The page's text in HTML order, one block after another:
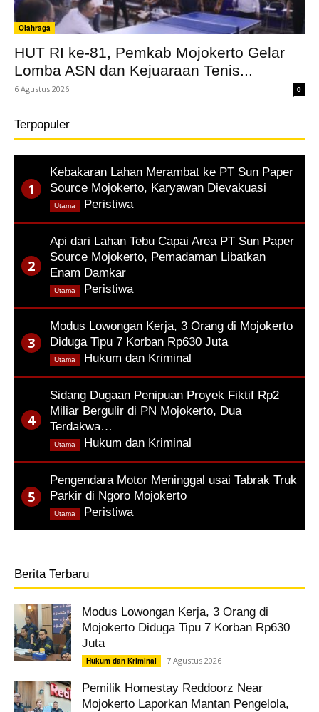
Olahraga
HUT RI ke-81, Pemkab Mojokerto Gelar
Lomba ASN dan Kejuaraan Tenis...
6 Agustus 2026 0
Terpopuler
Kebakaran Lahan Merambat ke PT Sun Paper
Source Mojokerto, Karyawan Dievakuasi
Peristiwa,
Utama
Api dari Lahan Tebu Capai Area PT Sun Paper
Source Mojokerto, Pemadaman Libatkan
Enam Damkar
Peristiwa,
Utama
Modus Lowongan Kerja, 3 Orang di Mojokerto
Diduga Tipu 7 Korban Rp630 Juta
Hukum dan Kriminal
Utama
Sidang Dugaan Penipuan Proyek Fiktif Rp2
Miliar Bergulir di PN Mojokerto, Dua
Terdakwa…
Hukum dan Kriminal
Utama
Pengendara Motor Meninggal usai Tabrak Truk
Parkir di Ngoro Mojokerto
Peristiwa,
Utama
Berita Terbaru
Modus Lowongan Kerja, 3 Orang di
Mojokerto Diduga Tipu 7 Korban Rp630
Juta
Hukum dan Kriminal 7 Agustus 2026
Pemilik Homestay Reddoorz Near
Mojokerto Laporkan Mantan Pengelola,